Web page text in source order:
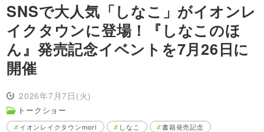
SNSで大人気「しなこ」がイオンレ
イクタウンに登場！『しなこのほ
ん』発売記念イベントを7月26日に
開催
2026年7月7日(火)
トークショー
イオンレイクタウンmori しなこ 書籍発売記念